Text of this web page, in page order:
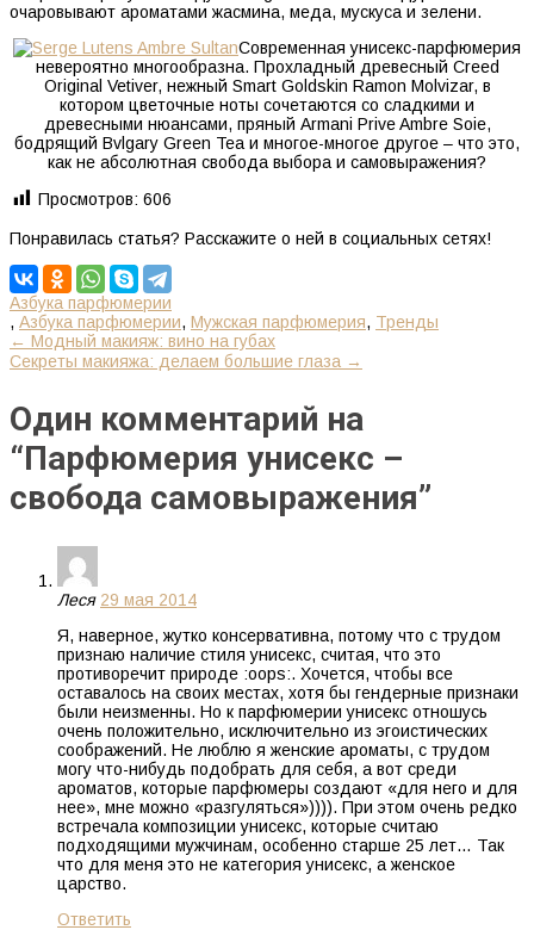
очаровывают ароматами жасмина, меда, мускуса и зелени.
Современная унисекс-парфюмерия
невероятно многообразна. Прохладный древесный Creed
Original Vetiver, нежный Smart Goldskin Ramon Molvizar, в
котором цветочные ноты сочетаются со сладкими и
древесными нюансами, пряный Armani Prive Ambre Soie,
бодрящий Bvlgary Green Tea и многое-многое другое – что это,
как не абсолютная свобода выбора и самовыражения?
Просмотров: 606
Понравилась статья? Расскажите о ней в социальных сетях!
Азбука парфюмерии
, Азбука парфюмерии, Мужская парфюмерия, Тренды
К
записям
← Модный макияж: вино на губах
Секреты макияжа: делаем большие глаза →
Один комментарий на
“Парфюмерия унисекс –
свобода самовыражения”
Леся 29 мая 2014
Я, наверное, жутко консервативна, потому что с трудом
признаю наличие стиля унисекс, считая, что это
противоречит природе :oops:. Хочется, чтобы все
оставалось на своих местах, хотя бы гендерные признаки
были неизменны. Но к парфюмерии унисекс отношусь
очень положительно, исключительно из эгоистических
соображений. Не люблю я женские ароматы, с трудом
могу что-нибудь подобрать для себя, а вот среди
ароматов, которые парфюмеры создают «для него и для
нее», мне можно «разгуляться»)))). При этом очень редко
встречала композиции унисекс, которые считаю
подходящими мужчинам, особенно старше 25 лет… Так
что для меня это не категория унисекс, а женское
царство.
Ответить